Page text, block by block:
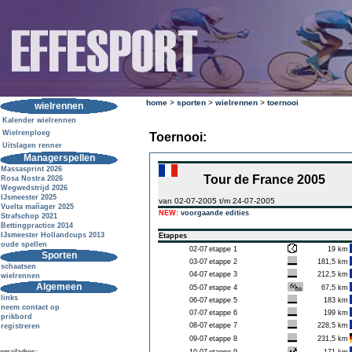
wielrennen
Kalender wielrennen
Wielrenploeg
Uitslagen renner
Managerspellen
Massasprint 2026
Rosa Nostra 2026
Wegwedstrijd 2026
IJsmeester 2025
Vuelta mañager 2025
Strafschop 2021
Bettingpractice 2014
IJsmeester Hollandcups 2013
oude spellen
Sporten
schaatsen
wielrennen
Algemeen
links
neem contact op
prikbord
registreren
home > sporten > wielrennen > toernooi
Toernooi:
Tour de France 2005
van 02-07-2005 t/m 24-07-2005
NEW: voorgaande edities
Etappes
02-07 etappe 1
19 km
03-07 etappe 2
181,5 km
04-07 etappe 3
212,5 km
05-07 etappe 4
67,5 km
06-07 etappe 5
183 km
07-07 etappe 6
199 km
08-07 etappe 7
228,5 km
09-07 etappe 8
231,5 km